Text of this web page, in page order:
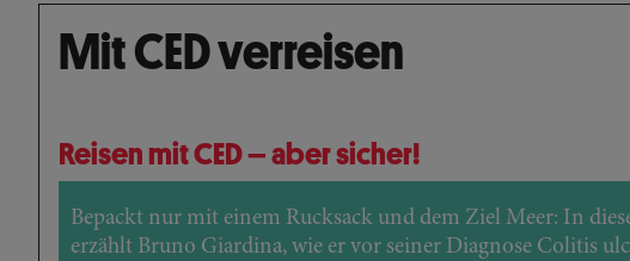
Mit CED verreisen
Reisen mit CED – aber sicher!
Bepackt nur mit einem Rucksack und dem Ziel Meer: In
erzählt Bruno Giardina, wie er vor seiner Diagnose Colitis